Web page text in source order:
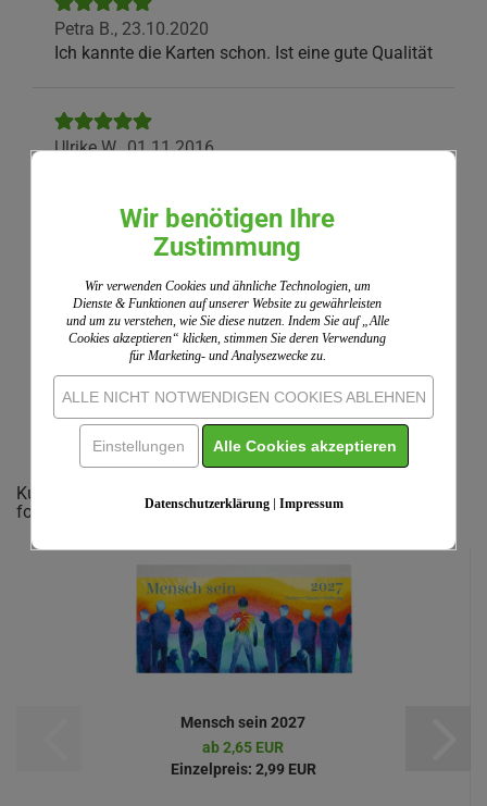
Petra B., 23.10.2020
Ich kannte die Karten schon. Ist eine gute Qualität
Ulrike W.,01.11.2016
Wir nutzen ShopVote als unabhängigen Dienstleister
für die Einholung von Bewertungen. ShopVote hat
Maßnahmen getroffen, um sicherzustellen, dass es
sich um echte Bewertungen handelt.Mehr
Informationen
Kunden, welche diesen Artikel bestellten, haben auch
folgende Artikel gekauft:
Mensch sein 2027
ab 2,65 EUR
Einzelpreis: 2,99 EUR
Wir benötigen Ihre
Zustimmung
Wir verwenden Cookies und ähnliche Technologien, um
Dienste & Funktionen auf unserer Website zu gewährleisten
und um zu verstehen, wie Sie diese nutzen. Indem Sie auf „Alle
Cookies akzeptieren“ klicken, stimmen Sie deren Verwendung
für Marketing- und Analysezwecke zu.
ALLE NICHT NOTWENDIGEN COOKIES ABLEHNEN
Einstellungen Alle Cookies akzeptieren
Datenschutzerklärung| Impressum